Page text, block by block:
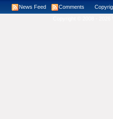
News Feed Comments Copyright